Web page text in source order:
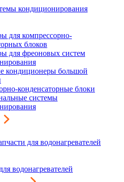
кондиционирования
для компрессорно-
блоков
для фреоновых систем
кондиционеры большой
конденсаторные блоки
системы
для водонагревателей
водонагревателей